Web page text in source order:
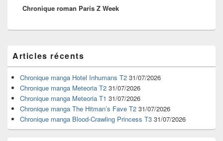
suivant :
Chronique roman Paris Z Week
principale
de
widget
pour
barre
latérale
Articles récents
Chronique manga Hotel Inhumans T2 31/07/2026
Chronique manga Meteoria T2 31/07/2026
Chronique manga Meteoria T1 31/07/2026
Chronique manga The Hitman’s Fave T2 31/07/2026
Chronique manga Blood-Crawling Princess T3 31/07/2026